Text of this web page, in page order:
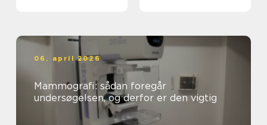
06. april 2026
Mammografi: sådan foregår
undersøgelsen, og derfor er den vigtig